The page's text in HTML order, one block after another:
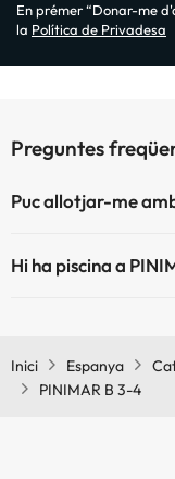
En prémer “Donar-me
la Política de Privadesa
Preguntes
Puc allotjar-me
Hi ha piscina a
Piscina a l'aire lliure
Inici Espanya
PINIMAR B 3-4